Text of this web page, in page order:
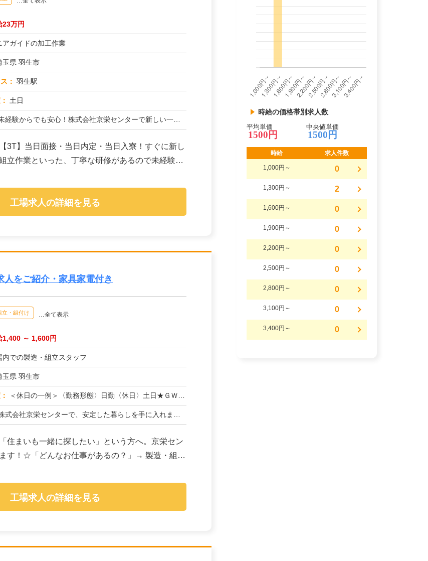
23万円
アガイドの加工作業
玉県 羽生市
： 羽生駅
土日
験からでも安心！株式会社京栄センターで新しい一歩を踏み出してみませんか？◆年齢・経験・資格は一切不問です！先輩...
3T】当日面接・当日内定・当日入寮！すぐに新し
立作業といった、丁寧な研修があるので未経験の
工場求人の詳細を見る
をご紹介・家具家電付き
立・組付け …全て表示
1,400 ～ 1,600円
内での製造・組立スタッフ
玉県 羽生市
＜休日の一例＞〈勤務形態〉日勤〈休日〉土日★ＧＷ・夏季・冬季・年末年始休暇あり★有給休暇あり※配属先により休日・勤...
会社京栄センターで、安定した暮らしを手に入れませんか？☆家具付き寮がすぐに利用可能！→ 敷金・礼金・鍵交換代も...
住まいも一緒に探したい」という方へ。京栄セン
す！☆「どんなお仕事があるの？」→ 製造・組
工場求人の詳細を見る
時給の価格帯別求人数
平均単価
1500円
中央値単価
1500円
時給 求人件数
1,000円～ 0
1,300円～ 2
1,600円～ 0
1,900円～ 0
2,200円～ 0
2,500円～ 0
2,800円～ 0
3,100円～ 0
3,400円～ 0